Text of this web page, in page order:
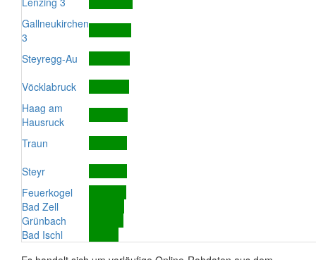
Gallneukirchen
3
Steyregg-Au
Vöcklabruck
Haag am
Hausruck
Traun
Steyr
Feuerkogel
Bad Zell
Grünbach
Bad Ischl